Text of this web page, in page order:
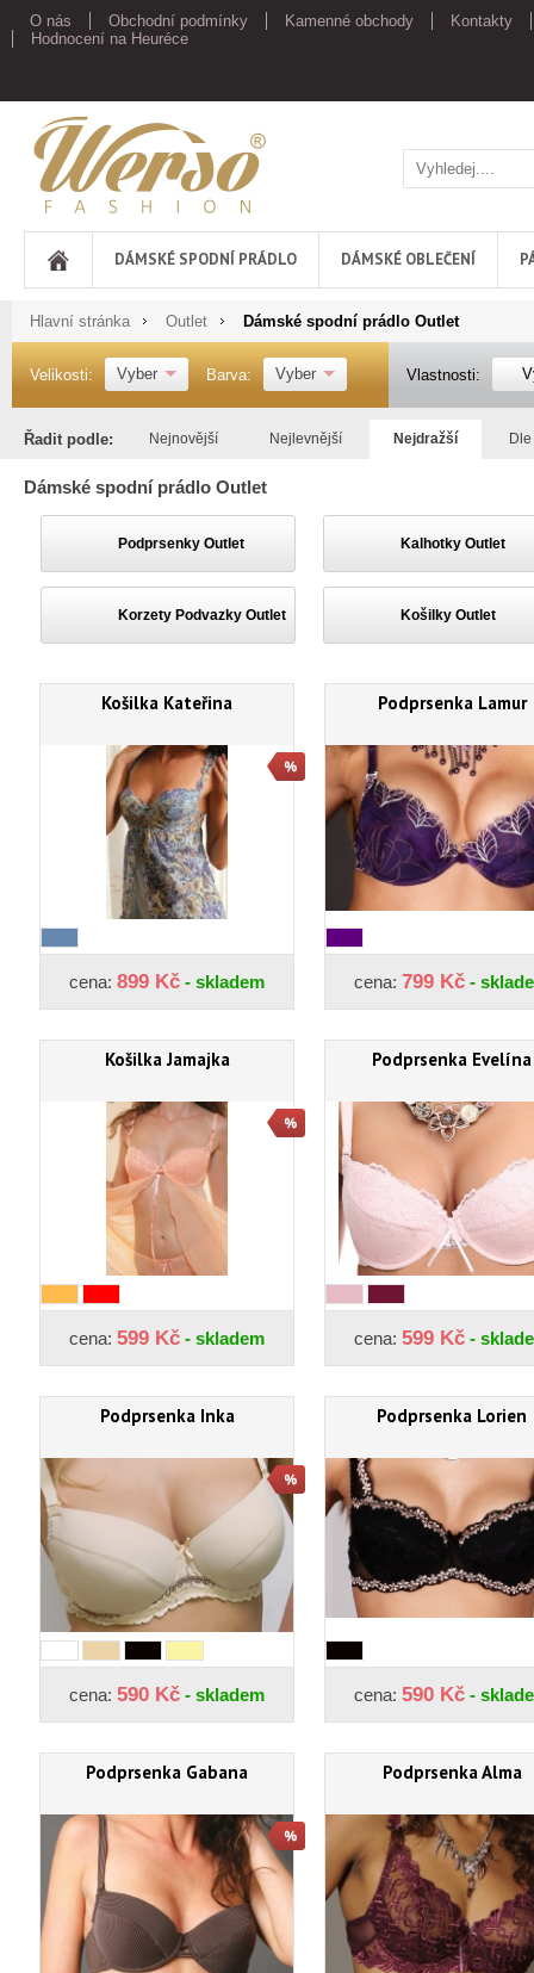
O nás Obchodní podmínky Kamenné obchody
Kontakty
Hodnocení na Heuréce
Werso
DÁMSKÉ SPODNÍ PRÁDLO DÁMSKÉ OBLEČENÍ
Hlavní stránka Outlet Dámské spodní prádlo Outlet
Velikosti: Vyber Barva: Vyber Vlastnosti:
Řadit podle: Nejnovější Nejlevnější Nejdražší
Dámské spodní prádlo Outlet
Podprsenky Outlet Kalhotky Outlet
Korzety Podvazky Outlet Košilky Outlet
Košilka Kateřina
cena: 899 Kč - skladem
Podprsenka Lamur
cena: 799 Kč -
Košilka Jamajka
cena: 599 Kč - skladem
Podprsenka Evelína
cena: 599 Kč -
Podprsenka Inka
cena: 590 Kč - skladem
Podprsenka Lorien
cena: 590 Kč -
Podprsenka Gabana Podprsenka Alma